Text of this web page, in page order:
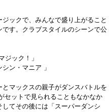
ックで、みんなで盛り上がること
す。クラブスタイルのシーンで公
ジック！」
ン・マニア 」
マックスの親子がダンスバトルを
セットで見られることもなかなか
てその後には「スーパーダンシ